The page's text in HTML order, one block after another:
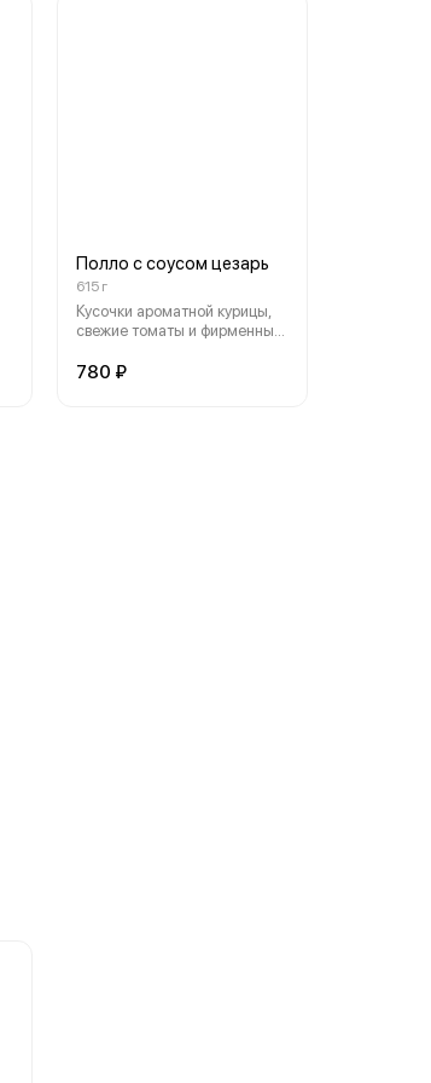
Полло с соусом цезарь
615 г
Кусочки ароматной курицы,
свежие томаты и фирменный
блюду насыщенность и
780 ₽